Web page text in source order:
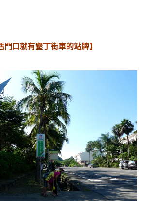
門口就有墾丁街車的站牌】